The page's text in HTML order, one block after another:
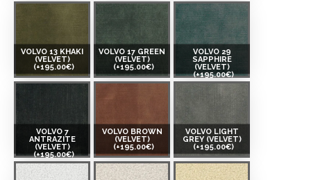
VOLVO 13 KHAKI
(VELVET)
(+195.00€)
VOLVO 17 GREEN
(VELVET)
(+195.00€)
VOLVO 29
SAPPHIRE
(VELVET)
(+195.00€)
VOLVO 7
ANTRAZITE
(VELVET)
(+195.00€)
VOLVO BROWN
(VELVET)
(+195.00€)
VOLVO LIGHT
GREY (VELVET)
(+195.00€)